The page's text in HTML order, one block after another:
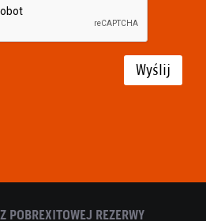
Wyślij
POBREXITOWEJ REZERWY